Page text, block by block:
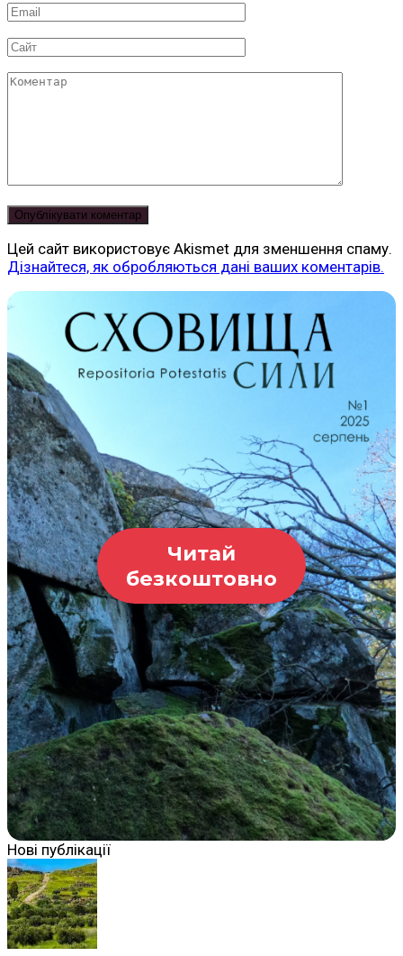
Email
Сайт
Коментар
Цей сайт використовує Akismet для зменшення спаму.
Дізнайтеся, як обробляються дані ваших коментарів.
Читай
безкоштовно
Нові публікації